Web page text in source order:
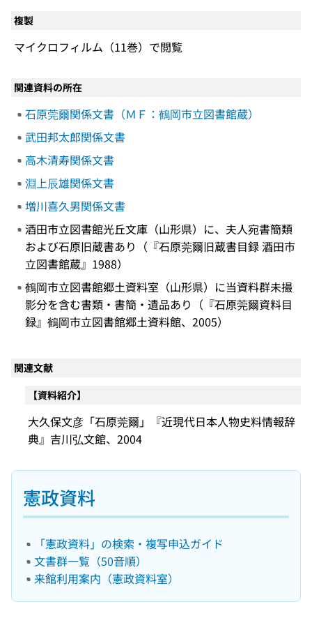
複製
マイクロフィルム（11巻）で閲覧
関連資料の所在
石原莞爾関係文書（ＭＦ：鶴岡市立図書館蔵）
武田邦太郎関係文書
高木清寿関係文書
淵上辰雄関係文書
増川喜久男関係文書
酒田市立図書館光丘文庫（山形県）に、夫人宛書簡類
および石原旧蔵書あり（『石原莞爾旧蔵書目録 酒田市
立図書館蔵』1988）
鶴岡市立図書館郷土資料室（山形県）に当資料群未撮
影分を含む書類・書簡・遺品あり（『石原莞爾資料目
録』鶴岡市立図書館郷土資料館、2005）
関連文献
【資料紹介】
大久保文彦「石原莞爾」『近現代日本人物史料情報辞
典』吉川弘文館、2004
憲政資料
「憲政資料」の検索・複写申込ガイド
文書群一覧（50音順）
来館利用案内（憲政資料室）